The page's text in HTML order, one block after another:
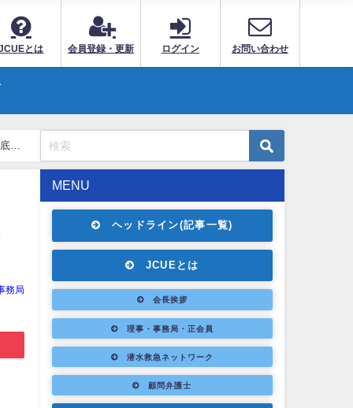
とは 会員登録・更新 ログイン お問い合わせ
務局
MENU
ヘッドライン(記事一覧)
JCUEとは
会長挨拶
理事・事務局・正会員
潜水救急ネットワーク
顧問弁護士